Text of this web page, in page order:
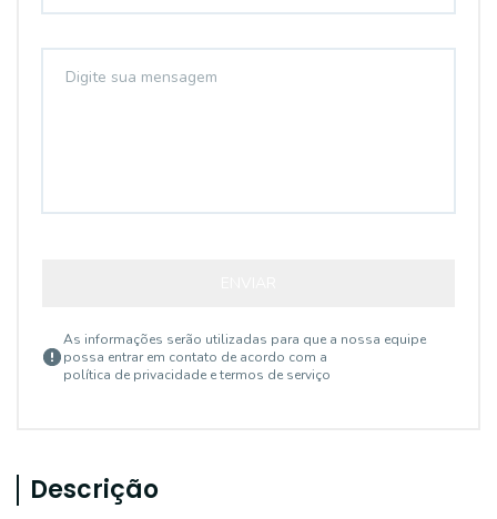
As informações serão utilizadas para que a nossa equipe
possa entrar em contato de acordo com a
política de privacidade e termos de serviço
Descrição